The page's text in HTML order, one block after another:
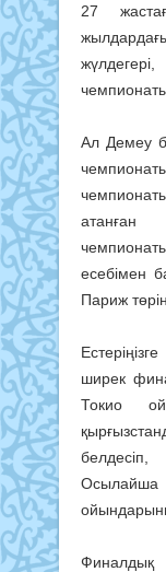
27
Ал Демеу
есебімен
Париж
ширек
Токио